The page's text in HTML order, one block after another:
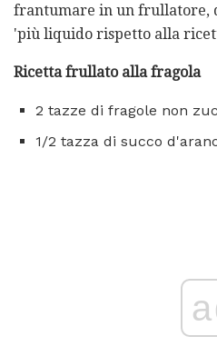
frantumare in un frullatore,
'più liquido rispetto alla
Ricetta frullato alla fragola
2 tazze di fragole non
1/2 tazza di succo